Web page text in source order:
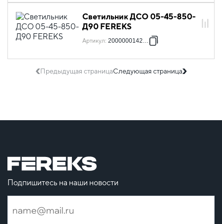
Светильник ДСО 05-45-850-
Д90 FEREKS
Артикул: 2000000142852
Предыдущая страницаСледующая страница
Подпишитесь на наши новости